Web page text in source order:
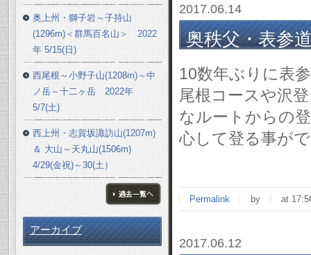
2017.06.14
奥秩父・表参
10数年ぶりに表
尾根コースや沢
なルートからの
心して登る事が
Permalink by at
2017.06.12
奥上州・獅子岩～子持山
(1296m)＜群馬百名山＞ 2022
年 5/15(日)
西尾根～小野子山(1208m)～中
ノ岳～十二ヶ岳 2022年
5/7(土)
西上州・志賀坂諏訪山(1207m)
＆ 大山～天丸山(1506m)
4/29(金祝)～30(土）
アーカイブ